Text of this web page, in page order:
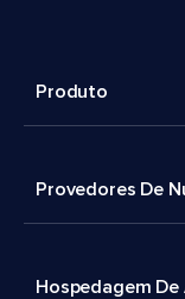
Produto
Provedores De
Hospedagem